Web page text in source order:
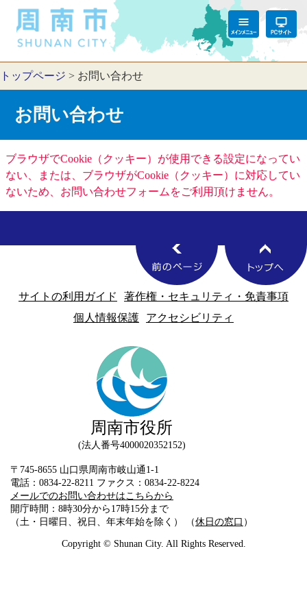
トップページ > お問い合わせ
お問い合わせ
ブラウザでCookie（クッキー）が使用できる設定になってい
ない、または、ブラウザがCookie（クッキー）に対応してい
ないため、お問い合わせフォームをご利用頂けません。
サイトの利用ガイド
著作権・セキュリティ・免責事項
個人情報保護
アクセシビリティ
周南市役所
法人番号4000020352152
〒745-8655 山口県周南市岐山通1-1
電話：0834-22-8211 ファクス：0834-22-8224
メールでのお問い合わせはこちらから
開庁時間：8時30分から17時15分まで
（土・日曜日、祝日、年末年始を除く） （休日の窓口 ）
Copyright © Shunan City. All Rights Reserved.